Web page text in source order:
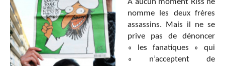
A aucun moment Riss ne
nomme les deux frères
assassins. Mais il ne se
prive pas de dénoncer
« les fanatiques » qui
« n’acceptent de